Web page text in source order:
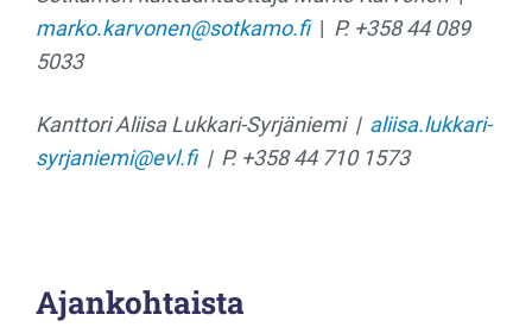
marko.karvonen@sotkamo.fi | P. +358 44 089
5033
Kanttori Aliisa Lukkari-Syrjäniemi | aliisa.lukkari-
syrjaniemi@evl.fi| P. +358 44 710 1573
Ajankohtaista